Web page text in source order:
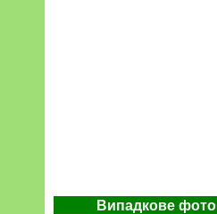
Випадкове фото